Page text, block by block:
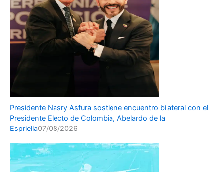
Presidente Nasry Asfura sostiene encuentro bilateral con el
Presidente Electo de Colombia, Abelardo de la
Espriella07/08/2026